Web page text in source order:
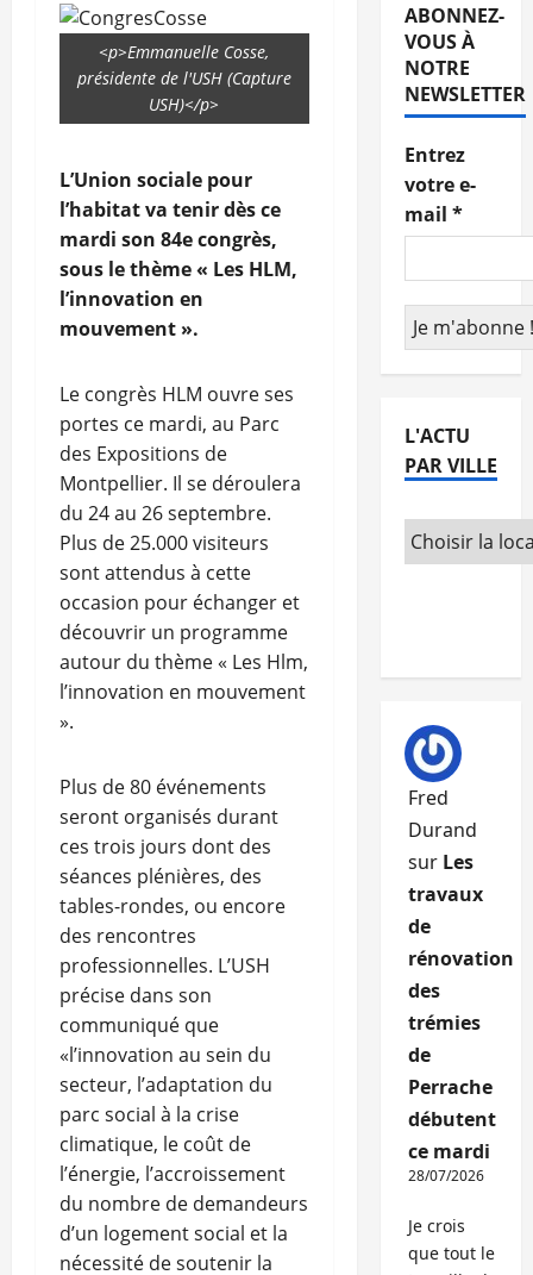
<p>Emmanuelle Cosse,
présidente de l'USH (Capture
USH)</p>
L’Union sociale pour
l’habitat va tenir dès ce
mardi son 84e congrès,
sous le thème « Les HLM,
l’innovation en
mouvement ».
Le congrès HLM ouvre ses
portes ce mardi, au Parc
des Expositions de
Montpellier. Il se déroulera
du 24 au 26 septembre.
Plus de 25.000 visiteurs
sont attendus à cette
occasion pour échanger et
découvrir un programme
autour du thème « Les Hlm,
l’innovation en mouvement
».
Plus de 80 événements
seront organisés durant
ces trois jours dont des
séances plénières, des
tables-rondes, ou encore
des rencontres
professionnelles. L’USH
précise dans son
communiqué que
«l’innovation au sein du
secteur, l’adaptation du
parc social à la crise
climatique, le coût de
l’énergie, l’accroissement
du nombre de demandeurs
d’un logement social et la
nécessité de soutenir la
ABONNEZ-
VOUS À
NOTRE
NEWSLETTER
Entrez
votre e-
mail *
L'ACTU
PAR VILLE
Fred
Durand
sur Les
travaux
de
rénovation
des
trémies
de
Perrache
débutent
ce mardi
28/07/2026
Je crois
que tout le